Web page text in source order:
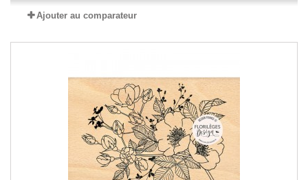
Ajouter au comparateur